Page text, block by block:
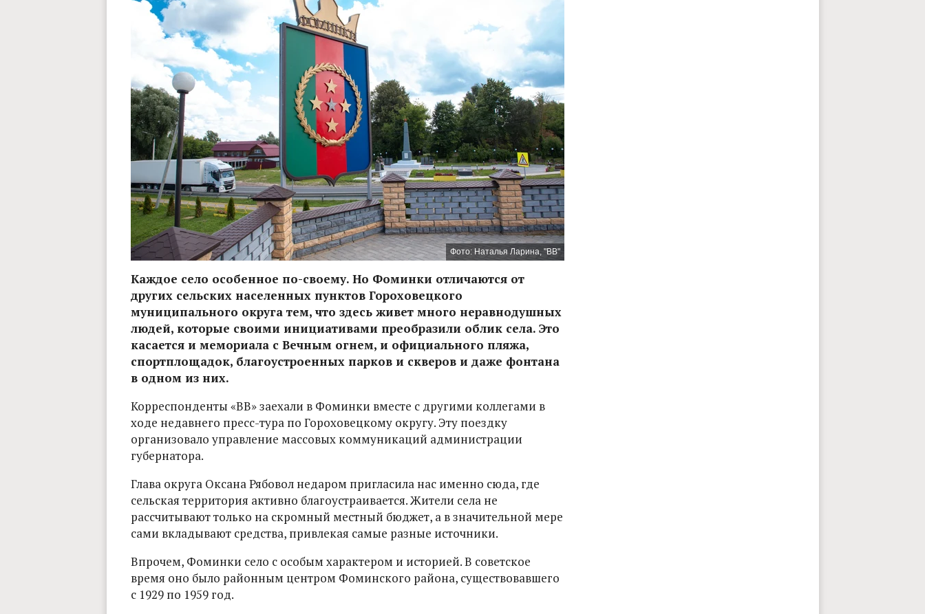
Фото: Наталья Ларина, "ВВ"
Каждое село особенное по-своему. Но Фоминки отличаются от
других сельских населенных пунктов Гороховецкого
муниципального округа тем, что здесь живет много неравнодушных
людей, которые своими инициативами преобразили облик села. Это
касается и мемориала с Вечным огнем, и официального пляжа,
спортплощадок, благоустроенных парков и скверов и даже фонтана
в одном из них.
Корреспонденты «ВВ» заехали в Фоминки вместе с другими коллегами в
ходе недавнего пресс-тура по Гороховецкому округу. Эту поездку
организовало управление массовых коммуникаций администрации
губернатора.
Глава округа Оксана Рябовол недаром пригласила нас именно сюда, где
сельская территория активно благоустраивается. Жители села не
рассчитывают только на скромный местный бюджет, а в значительной мере
сами вкладывают средства, привлекая самые разные источники.
Впрочем, Фоминки село с особым характером и историей. В советское
время оно было районным центром Фоминского района, существовавшего
с 1929 по 1959 год.